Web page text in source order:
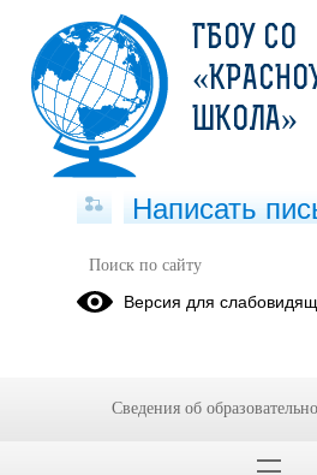
Логопед
ОБРАЩЕНИЯ
ГБОУ СО
ШКОЛА»
Написать
Версия для
Сведения об